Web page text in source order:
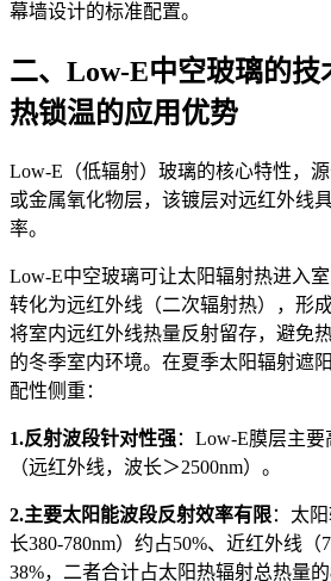
幕墙设计的标准配置。
二、Low-E中空玻璃的技
热锁温的应用优势
Low-E（低辐射）玻璃的核心特性，
或金属氧化物层，该镀层对远红外线
率。
Low-E中空玻璃可让太阳辐射热进入
转化为远红外线（二次辐射热），形
将室内远红外线热量反射留存，避免
的冬季室内环境。在夏季太阳辐射遮
配性侧重：
1.反射波段针对性强：Low-E膜层主
（远红外线，波长＞2500nm）。
2.主要太阳能波段反射效率有限：太
长380-780nm）约占50%、近红外线（
38%，二者合计占太阳热辐射总热量